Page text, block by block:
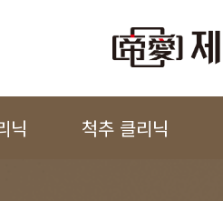
닉 척추 클리닉